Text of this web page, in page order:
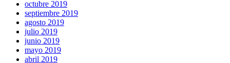
octubre 2019
septiembre 2019
agosto 2019
julio 2019
junio 2019
mayo 2019
abril 2019